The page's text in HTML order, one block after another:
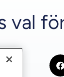
val